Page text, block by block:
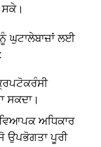
ਸਕੇ।
ਘੁਟਾਲੇਬਾਜ਼ਾਂ ਲਈ
ਸਕਦਾ।
ਅਧਿਕਾਰ
ਉਪਭੋਗਤਾ ਪੂਰੀ